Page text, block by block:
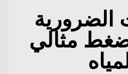
الضرورية
مثالي